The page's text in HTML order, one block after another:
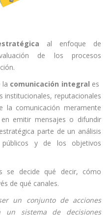
al enfoque de
de los procesos
la comunicación integral es
institucionales, reputacionales
la comunicación meramente
emitir mensajes o difundir
parte de un análisis
y de los objetivos
se decide qué decir, cómo
de qué canales.
un conjunto de acciones
sistema de decisiones